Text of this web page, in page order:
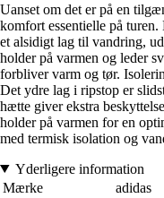
Uanset om det er på en
komfort essentielle på
et alsidigt lag til vandring,
holder på varmen og leder
forbliver varm og tør.
Det ydre lag i ripstop er
hætte giver ekstra
holder på varmen for en
med termisk isolation og
Yderligere information
Mærke
adidas